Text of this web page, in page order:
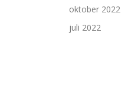
oktober 2022
juli 2022